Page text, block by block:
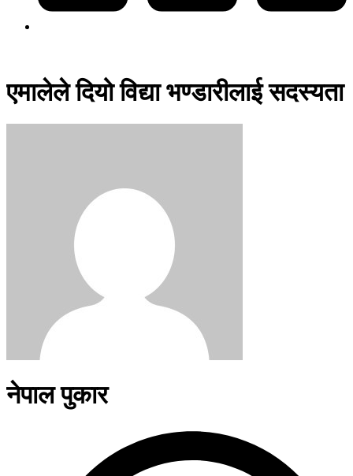
एमालेले दियो विद्या भण्डारीलाई सदस्यता
नेपाल पुकार